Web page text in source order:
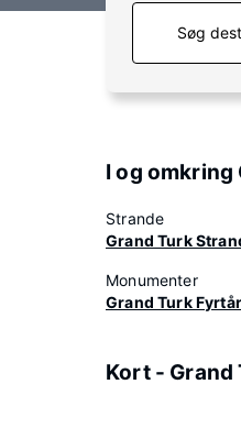
I og omkring
Strande
Grand Turk
Monumenter
Grand Turk
Kort - Grand